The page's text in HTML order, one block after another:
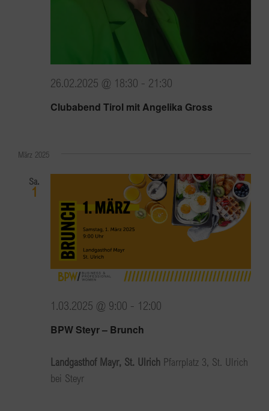
Clubabend Tirol mit Angelika Gross
26.02.2025 @ 18:30 - 21:30
März 2025
Sa.
1
BPW Steyr – Brunch
1.03.2025 @ 9:00 - 12:00
Landgasthof Mayr, St. Ulrich Pfarrplatz 3, St. Ulrich
bei Steyr